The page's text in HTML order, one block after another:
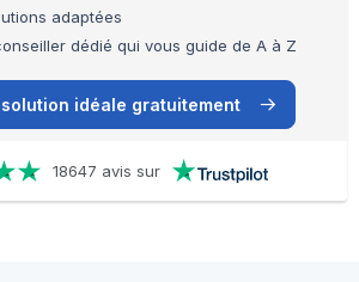
adaptées
dédié qui vous guide de A à Z
idéale gratuitement
18647 avis sur